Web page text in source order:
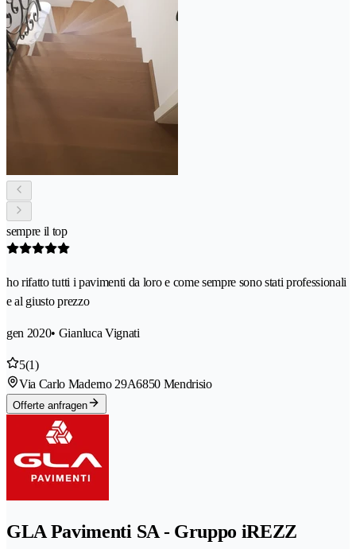
sempre il top
ho rifatto tutti i pavimenti da loro e come sempre sono stati professionali
e al giusto prezzo
gen 2020• Gianluca Vignati
5(1)
Via Carlo Maderno 29A6850 Mendrisio
Offerte anfragen
GLA Pavimenti SA - Gruppo iREZZ